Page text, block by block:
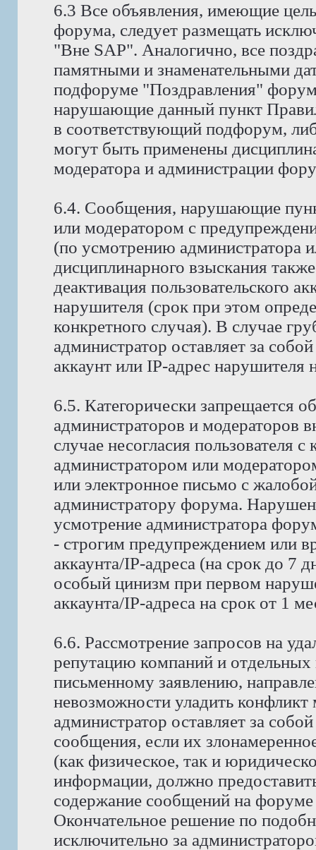
6.3 Все объявления, имеющие
форума, следует размещать
"Вне SAP". Аналогично, все
памятными и знаменательными
подфоруме "Поздравления"
нарушающие данный пункт
в соответствующий подфорум,
могут быть применены
модератора и администрации
6.4. Сообщения, нарушающие
или модератором с
(по усмотрению администратора
дисциплинарного взыскания
деактивация пользовательского
нарушителя (срок при этом
конкретного случая). В случае
администратор оставляет за
аккаунт или IP-адрес нарушителя
6.5. Категорически запрещается
администраторов и модераторов
случае несогласия
администратором или
или электронное письмо с
администратору форума.
усмотрение администратора
- строгим предупреждением или
аккаунта/IP-адреса (на срок до 7
особый цинизм при первом
аккаунта/IP-адреса на срок от 1
6.6. Рассмотрение запросов на
репутацию компаний и отдельных
письменному заявлению,
невозможности уладить
администратор оставляет за
сообщения, если их
(как физическое, так и
информации, должно
содержание сообщений на форуме
Окончательное решение по
исключительно за